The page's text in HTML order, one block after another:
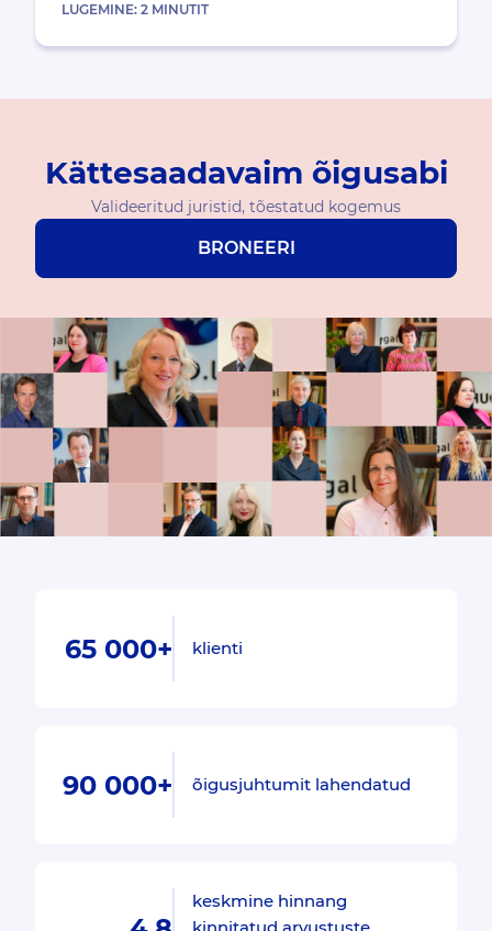
LUGEMINE: 2 MINUTIT
Kättesaadavaim õigusabi
Valideeritud juristid, tõestatud kogemus
BRONEERI
65 000+ klienti
90 000+ õigusjuhtumit lahendatud
keskmine hinnang